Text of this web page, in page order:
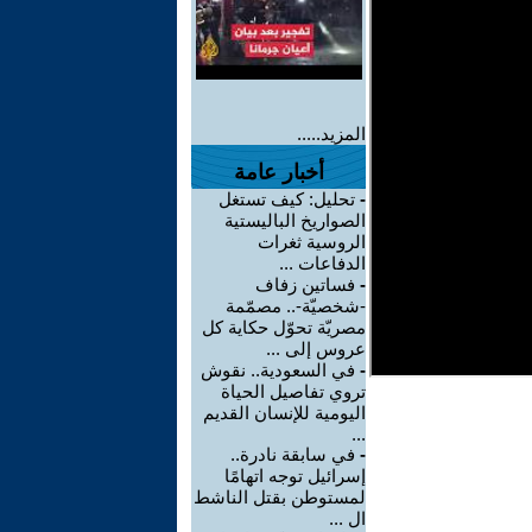
المزيد.....
أخبار عامة
- تحليل: كيف تستغل
الصواريخ الباليستية
الروسية ثغرات
الدفاعات ...
- فساتين زفاف
-شخصيّة-.. مصمّمة
مصريّة تحوّل حكاية كل
عروس إلى ...
- في السعودية.. نقوش
تروي تفاصيل الحياة
اليومية للإنسان القديم
...
- في سابقة نادرة..
إسرائيل توجه اتهامًا
لمستوطن بقتل الناشط
ال ...